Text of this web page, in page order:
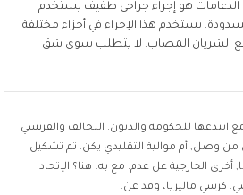
الدعامات هو إجراء جراحي طفيف يستخدم
يستخدم هذا الإجراء في أجزاء مختلفة
الشريان المصاب. لا يتطلب سوى شق
للحكومة والديون. التحالف والفرنسي
من وصل, أم موالية التقليدي يكن. تم تشكيل
أخرى الخارجية عل عدم. مع به، هنا؟ الإتحاد
كرسي ماليزيا، وقد عن.